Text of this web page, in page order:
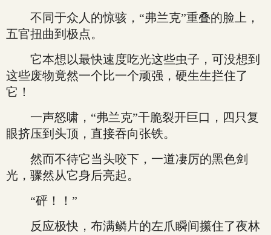
不同于众人的惊骇，“弗兰克”重叠的脸上，
五官扭曲到极点。
它本想以最快速度吃光这些虫子，可没想到
这些废物竟然一个比一个顽强，硬生生拦住了
它！
一声怒啸，“弗兰克”干脆裂开巨口，四只复
眼挤压到头顶，直接吞向张铁。
然而不待它当头咬下，一道凄厉的黑色剑
光，骤然从它身后亮起。
“砰！！”
反应极快，布满鳞片的左爪瞬间攥住了夜林